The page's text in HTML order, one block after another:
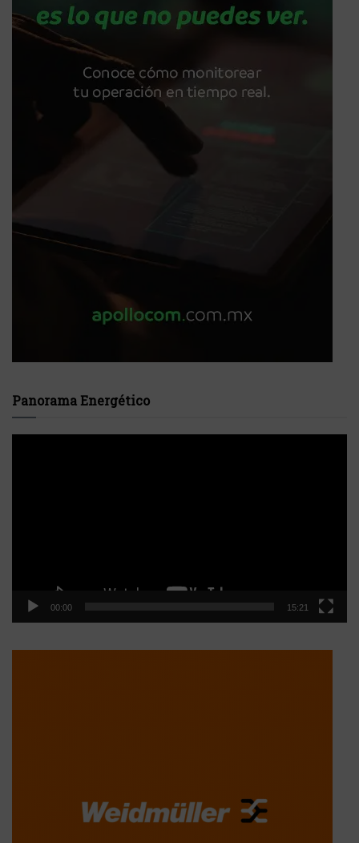
Panorama Energético
00:00 15:21